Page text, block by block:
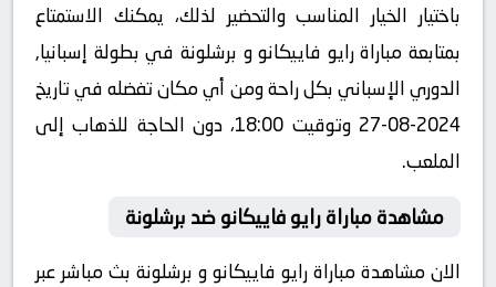
باختيار الخيار المناسب والتحضير لذلك، يمكنك الاستمتاع
بمتابعة مباراة رايو فاييكانو و برشلونة في بطولة إسبانيا,
الدوري الإسباني بكل راحة ومن أي مكان تفضله في تاريخ
2024-08-27 وتوقيت 18:00، دون الحاجة للذهاب إلى
الملعب.
مشاهدة مباراة رايو فاييكانو ضد برشلونة
الان مشاهدة مباراة رايو فاييكانو و برشلونة بث مباشر عبر